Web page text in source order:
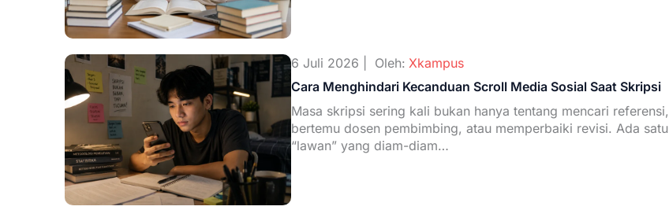
6 Juli 2026 | Oleh: Xkampus
Cara Menghindari Kecanduan Scroll Media Sosial Saat Skripsi
Masa skripsi sering kali bukan hanya tentang mencari referensi,
bertemu dosen pembimbing, atau memperbaiki revisi. Ada satu
“lawan” yang diam-diam…